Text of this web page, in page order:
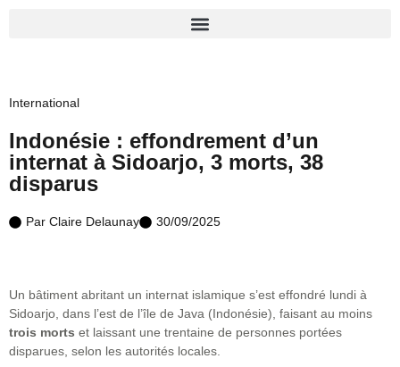
International
Indonésie : effondrement d’un
internat à Sidoarjo, 3 morts, 38
disparus
Par Claire Delaunay 30/09/2025
Un bâtiment abritant un internat islamique s’est effondré lundi à
Sidoarjo, dans l’est de l’île de Java (Indonésie), faisant au moins
trois morts et laissant une trentaine de personnes portées
disparues, selon les autorités locales.